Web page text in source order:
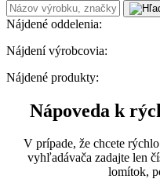
Nájdené oddelenia:
Nájdení výrobcovia:
Nájdené produkty:
Nápoveda k
V prípade, že chcete
vyhľadávača zadajte len
lomítok,